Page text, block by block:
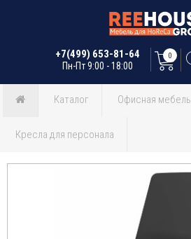
+7(499) 653-81-64
Пн-Пт 9:00 - 18:00
0
Каталог Офисная мебель
Кресла для персонала